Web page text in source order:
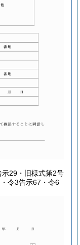
29・旧様式第2号
令3告示67・令6